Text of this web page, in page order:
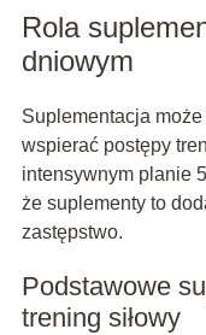
Rola
dniowym
Suplementacja
wspierać postępy
intensywnym planie
że suplementy to
zastępstwo.
Podstawowe
trening siłowy